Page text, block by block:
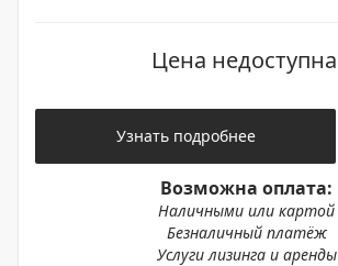
Цена недоступна
Узнать подробнее
Возможна оплата:
Наличными или картой
Безналичный платёж
Услуги лизинга и аренды